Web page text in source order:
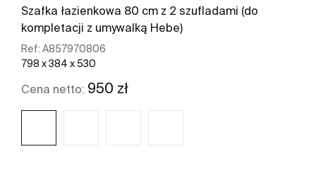
Szafka łazienkowa 80 cm z 2 szufladami (do
kompletacji z umywalką Hebe)
Ref: A857970806
798 x 384 x 530
Cena netto: 950 zł